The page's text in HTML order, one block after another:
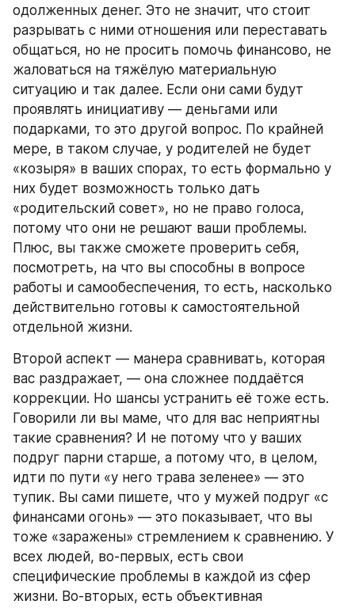
одолженных денег. Это не значит, что стоит
разрывать с ними отношения или переставать
общаться, но не просить помочь финансово, не
жаловаться на тяжёлую материальную
ситуацию и так далее. Если они сами будут
проявлять инициативу — деньгами или
подарками, то это другой вопрос. По крайней
мере, в таком случае, у родителей не будет
«козыря» в ваших спорах, то есть формально у
них будет возможность только дать
«родительский совет», но не право голоса,
потому что они не решают ваши проблемы.
Плюс, вы также сможете проверить себя,
посмотреть, на что вы способны в вопросе
работы и самообеспечения, то есть, насколько
действительно готовы к самостоятельной
отдельной жизни.
Второй аспект — манера сравнивать, которая
вас раздражает, — она сложнее поддаётся
коррекции. Но шансы устранить её тоже есть.
Говорили ли вы маме, что для вас неприятны
такие сравнения? И не потому что у ваших
подруг парни старше, а потому что, в целом,
идти по пути «у него трава зеленее» — это
тупик. Вы сами пишете, что у мужей подруг «с
финансами огонь» — это показывает, что вы
тоже «заражены» стремлением к сравнению. У
всех людей, во-первых, есть свои
специфические проблемы в каждой из сфер
жизни. Во-вторых, есть объективная